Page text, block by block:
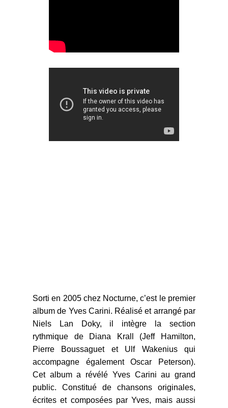
Sorti en 2005 chez Nocturne, c’est le premier
album de Yves Carini. Réalisé et arrangé par
Niels Lan Doky, il intègre la section
rythmique de Diana Krall (Jeff Hamilton,
Pierre Boussaguet et Ulf Wakenius qui
accompagne également Oscar Peterson).
Cet album a révélé Yves Carini au grand
public. Constitué de chansons originales,
écrites et composées par Yves, mais aussi